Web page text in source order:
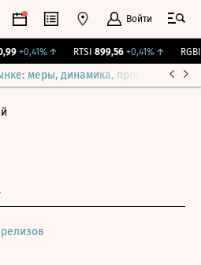
Войти
+0,41% ↑ RTSI 899,56 +0,41% ↑ RGBI
меры, динамика, прогнозы